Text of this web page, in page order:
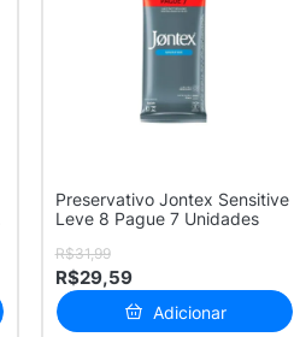
Preservativo Jontex Sensitive
Leve 8 Pague 7 Unidades
R$31,99
R$29,59
Adicionar